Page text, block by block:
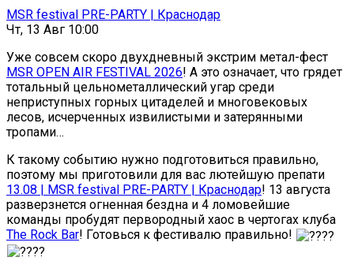
MSR festival PRE-PARTY | Краснодар
Чт, 13 Авг 10:00
Уже совсем скоро двухдневный экстрим метал-фест
MSR OPEN AIR FESTIVAL 2026! А это означает, что грядет
тотальный цельнометаллический угар среди
неприступных горных цитаделей и многовековых
лесов, исчерченных извилистыми и затерянными
тропами…
К такому событию нужно подготовиться правильно,
поэтому мы приготовили для вас лютейшую препати
13.08 | MSR festival PRE-PARTY | Краснодар! 13 августа
разверзнется огненная бездна и 4 ломовейшие
команды пробудят первородный хаос в чертогах клуба
The Rock Bar! Готовься к фестивалю правильно!